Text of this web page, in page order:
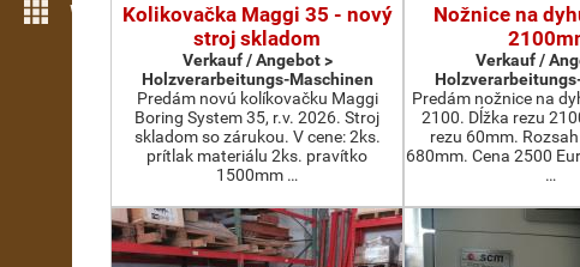
Weitere Funktionen
Kolikovačka Maggi 35 - nový
stroj skladom
Verkauf / Angebot >
Holzverarbeitungs-Maschinen
Predám novú kolíkovačku Maggi
Boring System 35, r.v. 2026. Stroj
skladom so zárukou. V cene: 2ks.
prítlak materiálu 2ks. pravítko
1500mm …
Nožnice na
Verkauf /
Predám nožnice na
2100. Dĺžka rezu
rezu 60mm.
680mm. Cena 2500
…